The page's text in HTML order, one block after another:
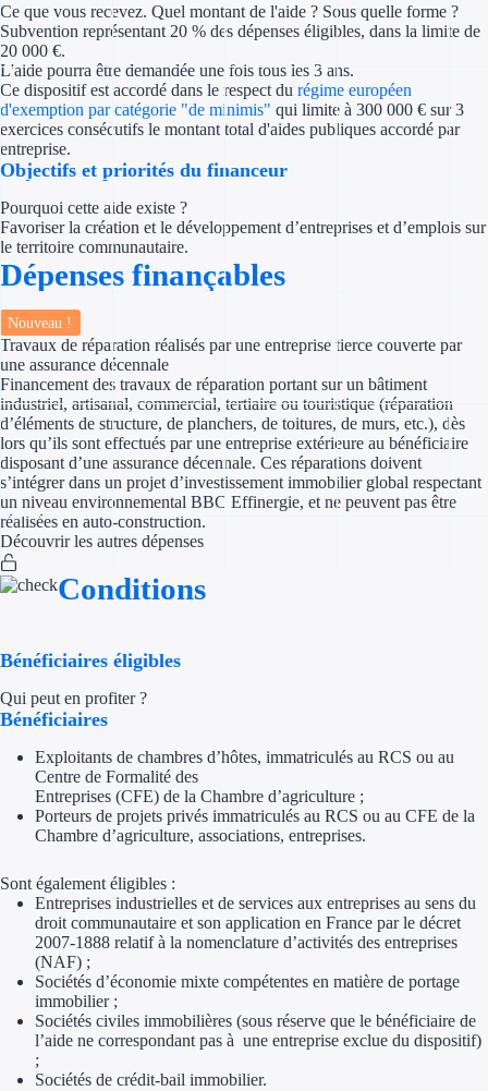
Aides Fiscales et
Prêt
Prêt
Appel à projet
Avance
Solutions MAPi
Trouvez des idées de
Ouvrage
Ce que vous recevez. Quel montant de l'aide ? Sous quelle forme ?
Subvention représentant 20 % des dépenses éligibles, dans la limite de
20 000 €.
L'aide pourra être demandée une fois tous les 3 ans.
Ce dispositif est accordé dans le respect du régime européen
d'exemption par catégorie "de minimis" qui limite à 300 000 € sur 3
exercices consécutifs le montant total d'aides publiques accordé par
entreprise.
Objectifs et priorités du financeur
Pourquoi cette aide existe ?
Favoriser la création et le développement d’entreprises et d’emplois sur
le territoire communautaire.
Dépenses finançables
Nouveau !
Travaux de réparation réalisés par une entreprise tierce couverte par
une assurance décennale
Financement des travaux de réparation portant sur un bâtiment
industriel, artisanal, commercial, tertiaire ou touristique (réparation
d’éléments de structure, de planchers, de toitures, de murs, etc.), dès
lors qu’ils sont effectués par une entreprise extérieure au bénéficiaire
disposant d’une assurance décennale. Ces réparations doivent
s’intégrer dans un projet d’investissement immobilier global respectant
un niveau environnemental BBC Effinergie, et ne peuvent pas être
réalisées en auto-construction.
Découvrir les autres dépenses
Conditions
Bénéficiaires éligibles
Qui peut en profiter ?
Bénéficiaires
Exploitants de chambres d’hôtes, immatriculés au RCS ou au
Centre de Formalité des
Entreprises (CFE) de la Chambre d’agriculture ;
Porteurs de projets privés immatriculés au RCS ou au CFE de la
Chambre d’agriculture, associations, entreprises.
Sont également éligibles :
Entreprises industrielles et de services aux entreprises au sens du
droit communautaire et son application en France par le décret
2007-1888 relatif à la nomenclature d’activités des entreprises
(NAF) ;
Sociétés d’économie mixte compétentes en matière de portage
immobilier ;
Sociétés civiles immobilières (sous réserve que le bénéficiaire de
l’aide ne correspondant pas à une entreprise exclue du dispositif)
;
Sociétés de crédit-bail immobilier.